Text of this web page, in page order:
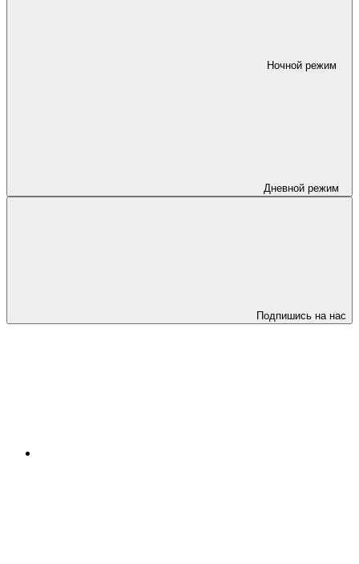
Ночной режим
Дневной режим
Подпишись на нас